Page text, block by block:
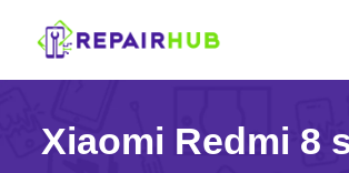
Xiaomi Redmi 8